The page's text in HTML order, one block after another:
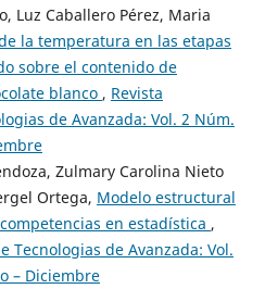
Luz Caballero Pérez, Maria
la temperatura en las etapas
sobre el contenido de
blanco , Revista
de Avanzada: Vol. 2 Núm.
Zulmary Carolina Nieto
Ortega, Modelo estructural
en estadística ,
Tecnologias de Avanzada: Vol.
– Diciembre